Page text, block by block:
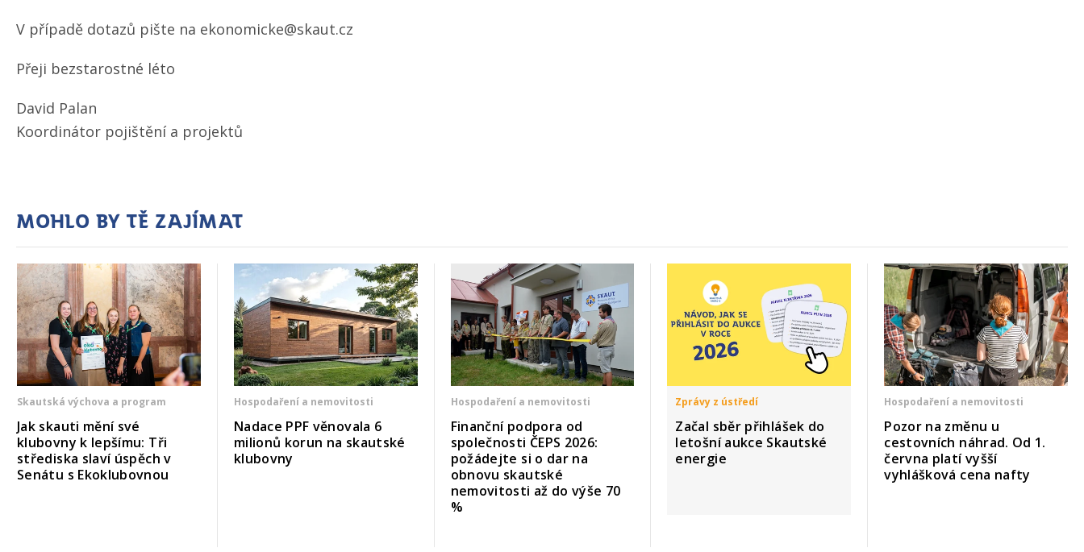
V případě dotazů pište na ekonomicke@skaut.cz
Přeji bezstarostné léto
David Palan
Koordinátor pojištění a projektů
Mohlo by tě zajímat
Skautská výchova a program
Jak skauti mění své
klubovny k lepšímu: Tři
střediska slaví úspěch v
Senátu s Ekoklubovnou
Hospodaření a nemovitosti
Nadace PPF věnovala 6
milionů korun na skautské
klubovny
Hospodaření a nemovitosti
Finanční podpora od
společnosti ČEPS 2026:
požádejte si o dar na
obnovu skautské
nemovitosti až do výše 70
%
Zprávy z ústředí
Začal sběr přihlášek do
letošní aukce Skautské
energie
Hospodaření a nemovitosti
Pozor na změnu u
cestovních náhrad. Od 1.
června platí vyšší
vyhlášková cena nafty